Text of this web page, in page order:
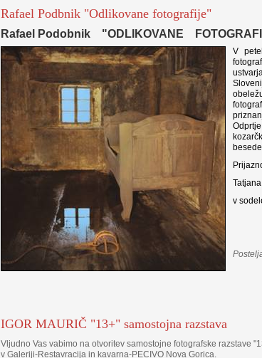
Rafael Podbnik "Odlikovane fotografije"
Rafael Podobnik "ODLIKOVANE
V
v
IGOR MAURIČ "13+" samostojna razstava
Vljudno Vas vabimo na otvoritev samostojne fotografske razstave
v Galeriji-Restavracija in kavarna-PECIVO Nova Gorica.